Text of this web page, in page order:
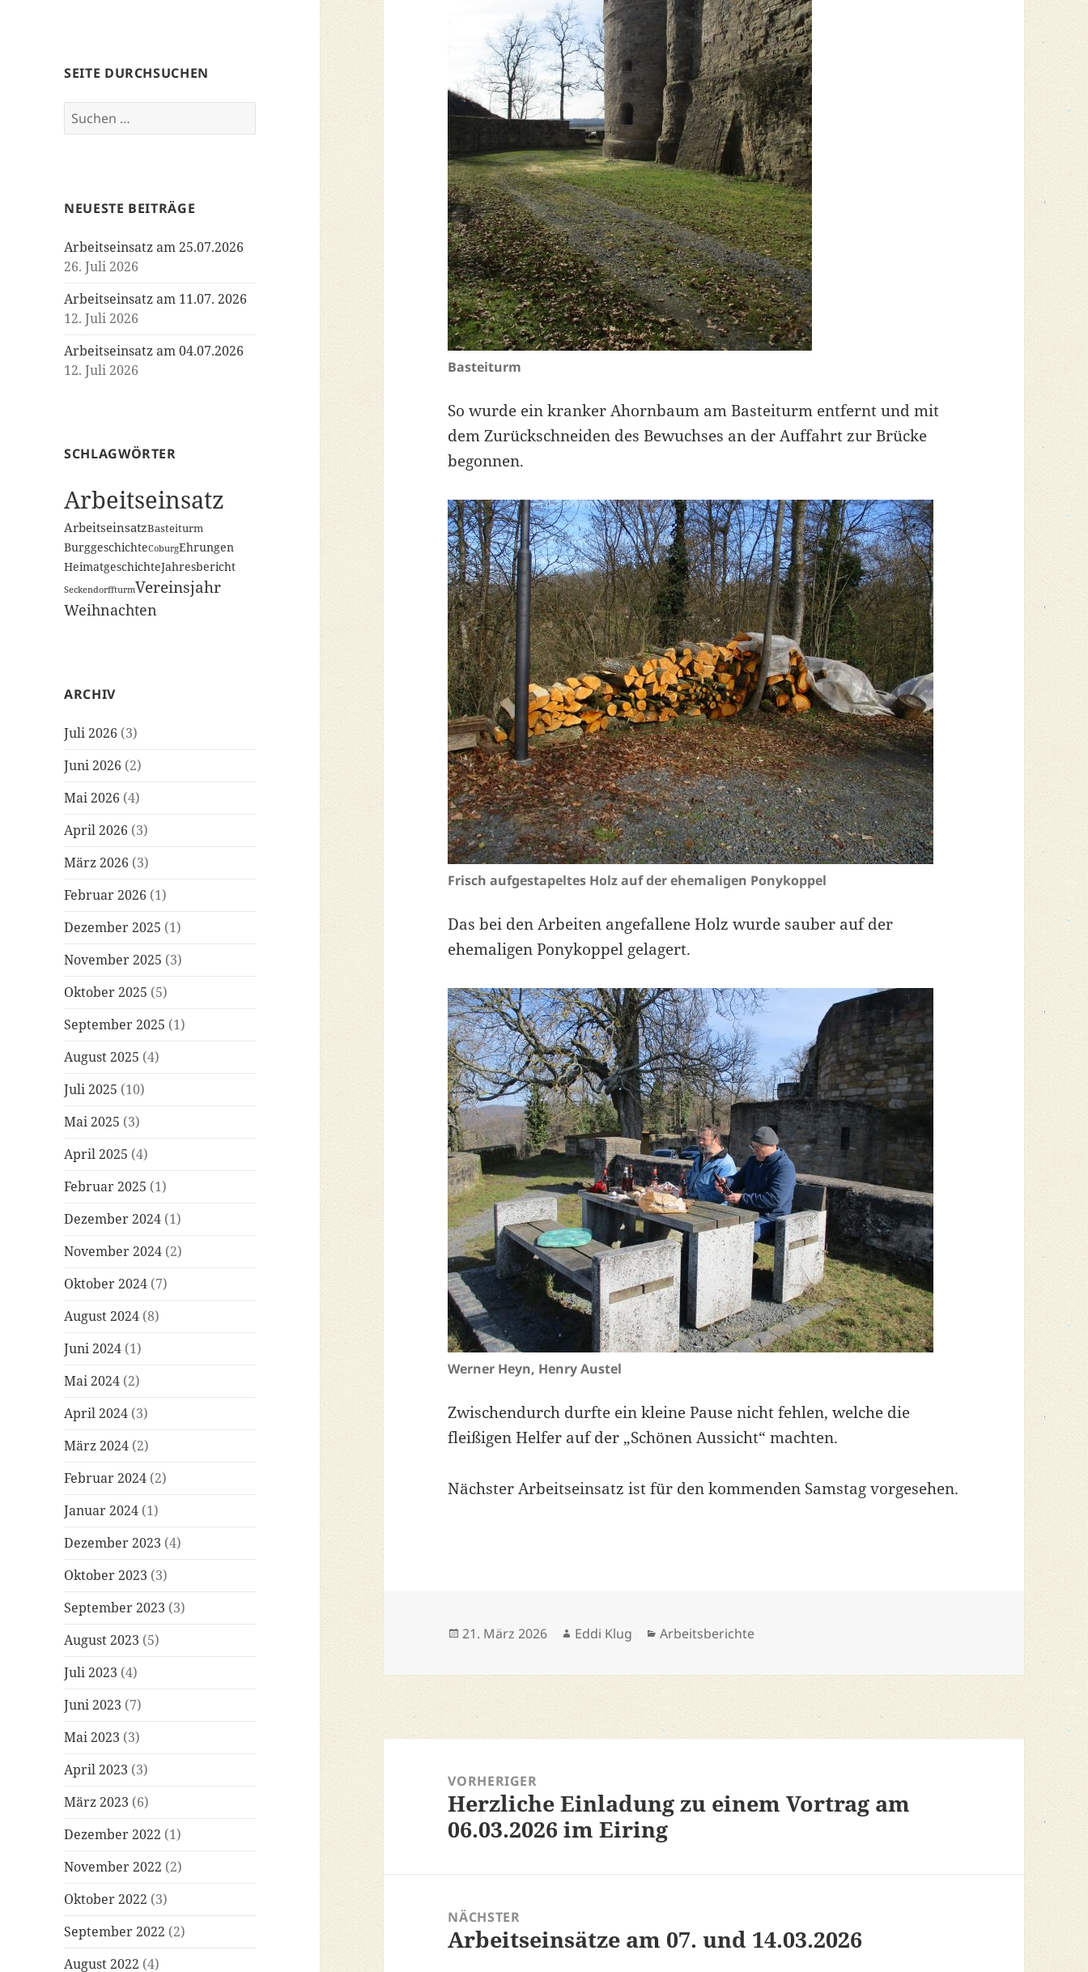
SEITE DURCHSUCHEN
Suchen
nach:
NEUESTE BEITRÄGE
Arbeitseinsatz am 25.07.2026
26. Juli 2026
Arbeitseinsatz am 11.07. 2026
12. Juli 2026
Arbeitseinsatz am 04.07.2026
12. Juli 2026
SCHLAGWÖRTER
Arbeitseinsatz
ArbeitseinsatzBasteiturm
BurggeschichteCoburgEhrungen
HeimatgeschichteJahresbericht
SeckendorffturmVereinsjahr
Weihnachten
ARCHIV
Juli 2026 (3)
Juni 2026 (2)
Mai 2026 (4)
April 2026 (3)
März 2026 (3)
Februar 2026 (1)
Dezember 2025 (1)
November 2025 (3)
Oktober 2025 (5)
September 2025 (1)
August 2025 (4)
Juli 2025 (10)
Mai 2025 (3)
April 2025 (4)
Februar 2025 (1)
Dezember 2024 (1)
November 2024 (2)
Oktober 2024 (7)
August 2024 (8)
Juni 2024 (1)
Mai 2024 (2)
April 2024 (3)
März 2024 (2)
Februar 2024 (2)
Januar 2024 (1)
Dezember 2023 (4)
Oktober 2023 (3)
September 2023 (3)
August 2023 (5)
Juli 2023 (4)
Juni 2023 (7)
Mai 2023 (3)
April 2023 (3)
März 2023 (6)
Dezember 2022 (1)
November 2022 (2)
Oktober 2022 (3)
September 2022 (2)
August 2022 (4)
Basteiturm
So wurde ein kranker Ahornbaum am Basteiturm entfernt und mit
dem Zurückschneiden des Bewuchses an der Auffahrt zur Brücke
begonnen.
Frisch aufgestapeltes Holz auf der ehemaligen Ponykoppel
Das bei den Arbeiten angefallene Holz wurde sauber auf der
ehemaligen Ponykoppel gelagert.
Werner Heyn, Henry Austel
Zwischendurch durfte ein kleine Pause nicht fehlen, welche die
fleißigen Helfer auf der „Schönen Aussicht“ machten.
Nächster Arbeitseinsatz ist für den kommenden Samstag vorgesehen.
Veröffentlicht
21. März 2026 Autor
Eddi Klug Kategorien
Arbeitsberichte
VORHERIGER
Vorheriger
Beitrag:
Herzliche Einladung zu einem Vortrag am
06.03.2026 im Eiring
NÄCHSTER
Nächster
Arbeitseinsätze am 07. und 14.03.2026